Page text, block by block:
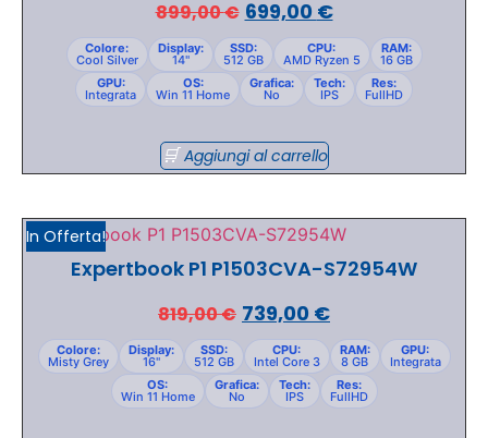
899,00€ 699,00 €
Colore:
Cool Silver
Display:
14"
SSD:
512 GB
CPU:
AMD Ryzen 5
RAM:
16 GB
GPU:
Integrata
OS:
Win 11 Home
Grafica:
No
Tech:
IPS
Res:
FullHD
Aggiungi al carrello
In Offerta!
Expertbook P1 P1503CVA-S72954W
819,00€ 739,00 €
Colore:
Misty Grey
Display:
16"
SSD:
512 GB
CPU:
Intel Core 3
RAM:
8 GB
GPU:
Integrata
OS:
Win 11 Home
Grafica:
No
Tech:
IPS
Res:
FullHD